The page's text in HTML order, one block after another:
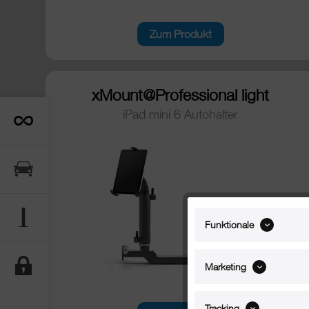
Zum Produkt
xMount@Professional light
iPad mini 6 Autohalter
Funktionale
Marketing